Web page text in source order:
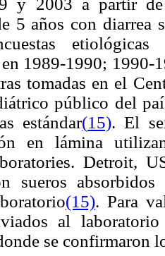
5 años con diarrea
1989-1990; 1990-
tomadas en el
público del
estándar(15). El
en lámina
Detroit,
sueros
(15). Para
al
se confirmaron